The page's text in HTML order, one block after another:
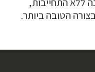
הטובה ביותר.